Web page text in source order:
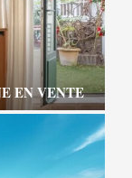
EN VENTE